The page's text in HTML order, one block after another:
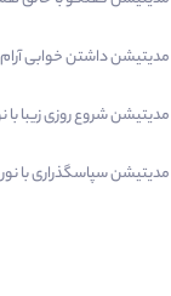
مدیتیشن داشتن خوابی
مدیتیشن شروع روزی زیبا
مدیتیشن سپاسگذراری با نور